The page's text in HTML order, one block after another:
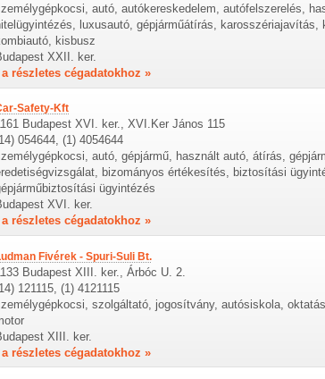
autó, autókereskedelem, autófelszerelés,
luxusautó, gépjárműátírás, karosszériajavítás,
kisbusz
XXII. ker.
részletes cégadatokhoz »
Safety-Kft
Budapest XVI. ker., XVI.Ker János 115
054644, (1) 4054644
autó, gépjármű, használt autó, átírás,
bizományos értékesítés, biztosítási
ügyintézés
XVI. ker.
részletes cégadatokhoz »
Fivérek - Spuri-Suli Bt.
Budapest XIII. ker., Árbóc U. 2.
121115, (1) 4121115
szolgáltató, jogosítvány, autósiskola,
XIII. ker.
részletes cégadatokhoz »